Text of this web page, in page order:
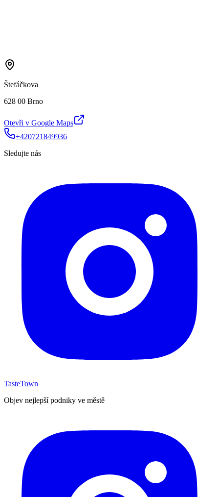
Štefáčkova
628 00 Brno
Otevři v Google Maps
+420721849936
Sledujte nás
TasteTown
Objev nejlepší podniky ve městě